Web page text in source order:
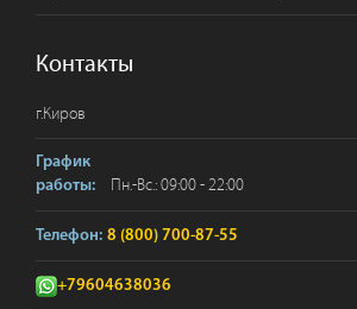
Контакты
г.Киров
График
работы:
Пн.-Вс.: 09:00 - 22:00
Телефон: 8 (800) 700-87-55
+79604638036